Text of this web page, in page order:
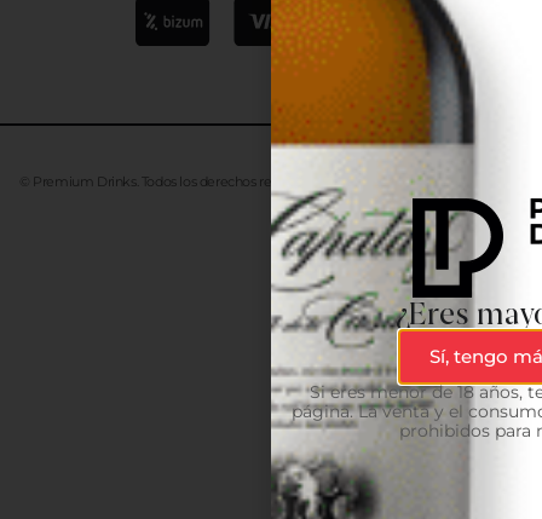
© Premium Drinks. Todos los derechos reservados. Desarrollado Advanze
¿Eres
Sí, tengo
Si eres menor de 18 años,
página. La venta y el
prohibidos para